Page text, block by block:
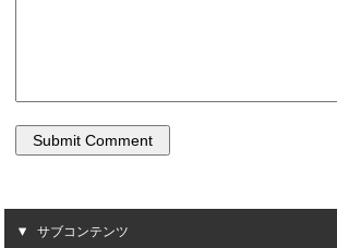
サブコンテンツ